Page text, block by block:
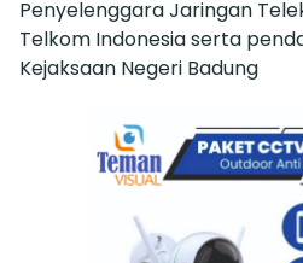
Penyelenggara Jaringan
Telkom Indonesia serta
Kejaksaan Negeri Badung